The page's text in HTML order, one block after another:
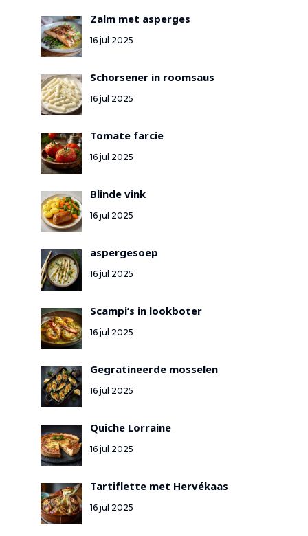
Zalm met asperges
16 jul 2025
Schorsener in roomsaus
16 jul 2025
Tomate farcie
16 jul 2025
Blinde vink
16 jul 2025
aspergesoep
16 jul 2025
Scampi’s in lookboter
16 jul 2025
Gegratineerde mosselen
16 jul 2025
Quiche Lorraine
16 jul 2025
Tartiflette met Hervékaas
16 jul 2025